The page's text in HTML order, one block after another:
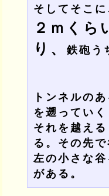
そしてそこに
２ｍくら
り、
鉄砲う
トンネルの
を遡ってい
それを越え
る。その先
左の小さな
がある。